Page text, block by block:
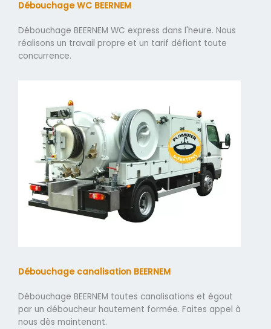
Débouchage WC BEERNEM
Débouchage BEERNEM WC express dans l'heure. Nous
réalisons un travail propre et un tarif défiant toute
concurrence.
Débouchage canalisation BEERNEM
Débouchage BEERNEM toutes canalisations et égout
par un déboucheur hautement formée. Faites appel à
nous dès maintenant.